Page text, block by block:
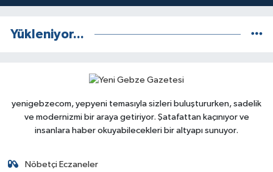
Yükleniyor...
yenigebzecom, yepyeni temasıyla sizleri buluştururken, sadelik
ve modernizmi bir araya getiriyor. Şatafattan kaçınıyor ve
insanlara haber okuyabilecekleri bir altyapı sunuyor.
Nöbetçi Eczaneler